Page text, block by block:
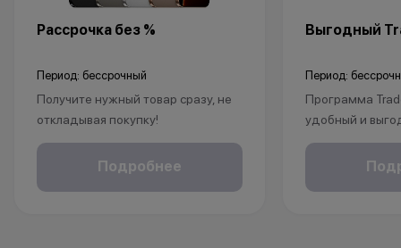
Рассрочка без %
Период: бессрочный
Получите нужный товар сразу, не
откладывая покупку!
Рассрочка без % доступна для
клиентов от 18 лет на срок до 24
Подробнее
Выгодный
Период:
Программа
удобный и
покупки
Это позволит